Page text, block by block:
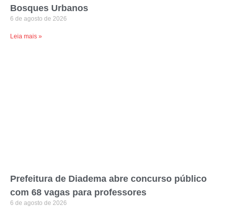
Bosques Urbanos
6 de agosto de 2026
Leia mais »
Prefeitura de Diadema abre concurso público
com 68 vagas para professores
6 de agosto de 2026